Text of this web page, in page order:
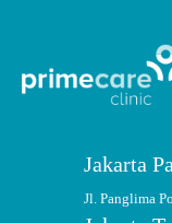
Jakarta
Jl. Panglima